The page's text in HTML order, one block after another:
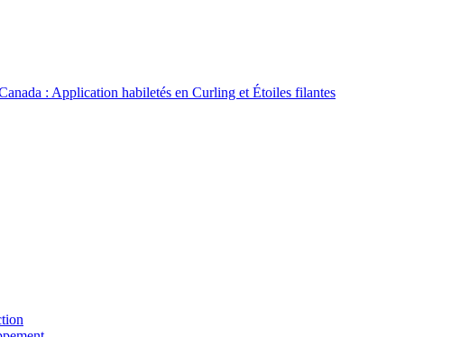
: Application habiletés en Curling et Étoiles filantes